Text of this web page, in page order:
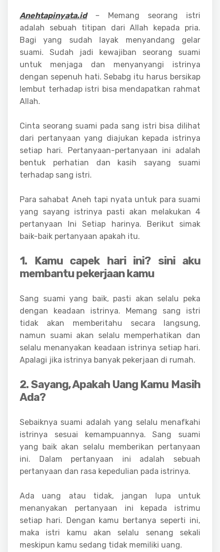
Anehtapinyata.id– Memang seorang istri
adalah sebuah titipan dari Allah kepada pria.
Bagi yang sudah layak menyandang gelar
suami. Sudah jadi kewajiban seorang suami
untuk menjaga dan menyanyangi istrinya
dengan sepenuh hati. Sebabg itu harus bersikap
lembut terhadap istri bisa mendapatkan rahmat
Allah.
Cinta seorang suami pada sang istri bisa dilihat
dari pertanyaan yang diajukan kepada istrinya
setiap hari. Pertanyaan-pertanyaan ini adalah
bentuk perhatian dan kasih sayang suami
terhadap sang istri.
Para sahabat Aneh tapi nyata untuk para suami
yang sayang istrinya pasti akan melakukan 4
pertanyaan Ini Setiap harinya. Berikut simak
baik-baik pertanyaan apakah itu.
1. Kamu capek hari ini? sini aku
membantu pekerjaan kamu
Sang suami yang baik, pasti akan selalu peka
dengan keadaan istrinya. Memang sang istri
tidak akan memberitahu secara langsung,
namun suami akan selalu memperhatikan dan
selalu menanyakan keadaan istrinya setiap hari.
Apalagi jika istrinya banyak pekerjaan di rumah.
2. Sayang, Apakah Uang Kamu Masih
Ada?
Sebaiknya suami adalah yang selalu menafkahi
istrinya sesuai kemampuannya. Sang suami
yang baik akan selalu memberikan pertanyaan
ini. Dalam pertanyaan ini adalah sebuah
pertanyaan dan rasa kepedulian pada istrinya.
Ada uang atau tidak, jangan lupa untuk
menanyakan pertanyaan ini kepada istrimu
setiap hari. Dengan kamu bertanya seperti ini,
maka istri kamu akan selalu senang sekali
meskipun kamu sedang tidak memiliki uang.